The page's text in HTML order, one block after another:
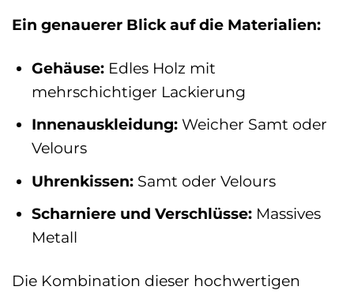
Ein genauerer Blick auf die Materialien:
Gehäuse:Edles Holz mit
mehrschichtiger Lackierung
Innenauskleidung:Weicher Samt oder
Velours
Uhrenkissen:Samt oder Velours
Scharniere und Verschlüsse:Massives
Metall
Die Kombination dieser hochwertigen